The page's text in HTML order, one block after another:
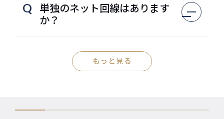
Q
単独のネット回線はあります
か？
もっと見る